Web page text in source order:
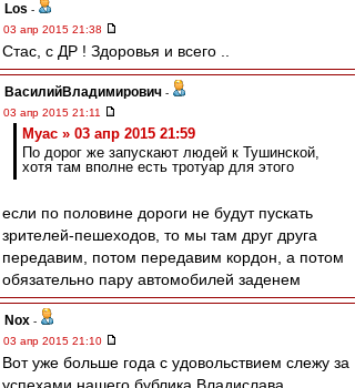
Los -
03 апр 2015 21:38
Стас, с ДР ! Здоровья и всего ..
ВасилийВладимирович -
03 апр 2015 21:11
Myac » 03 апр 2015 21:59
По дорог же запускают людей к Тушинской,
хотя там вполне есть тротуар для этого
если по половине дороги не будут пускать
зрителей-пешеходов, то мы там друг друга
передавим, потом передавим кордон, а потом
обязательно пару автомобилей заденем
Nox -
03 апр 2015 21:10
Вот уже больше года с удовольствием слежу за